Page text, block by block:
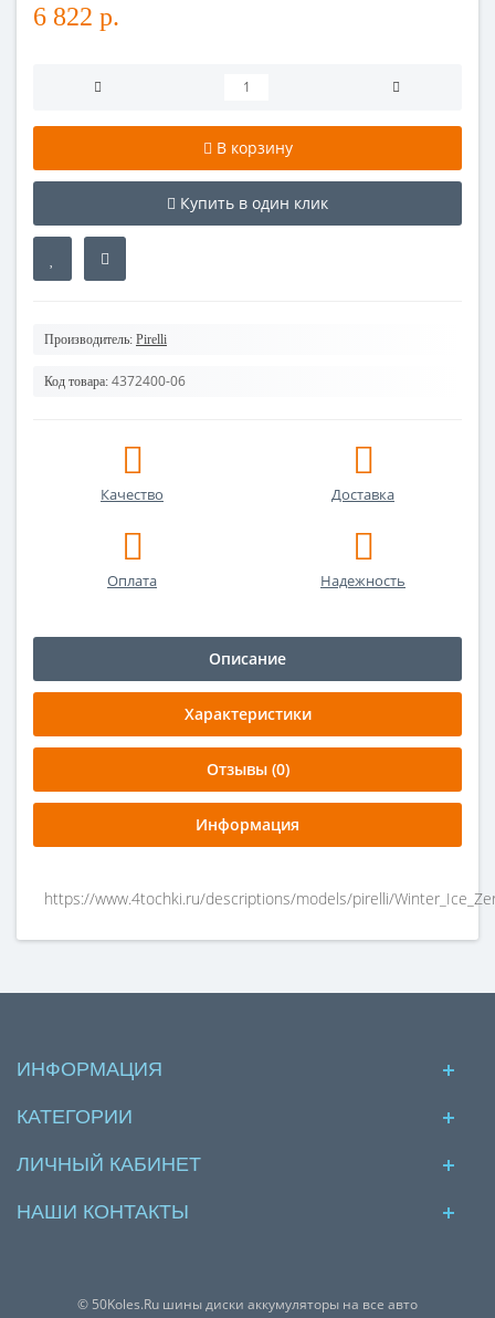
6 822 р.
В корзину
Купить в один клик
Производитель: Pirelli
Код товара: 4372400-06
Качество Доставка
Оплата Надежность
Описание
Характеристики
Отзывы (0)
Информация
https://www.4tochki.ru/descriptions/models/pirelli/
ИНФОРМАЦИЯ
КАТЕГОРИИ
ЛИЧНЫЙ КАБИНЕТ
НАШИ КОНТАКТЫ
© 50Koles.Ru шины диски аккумуляторы на все авто